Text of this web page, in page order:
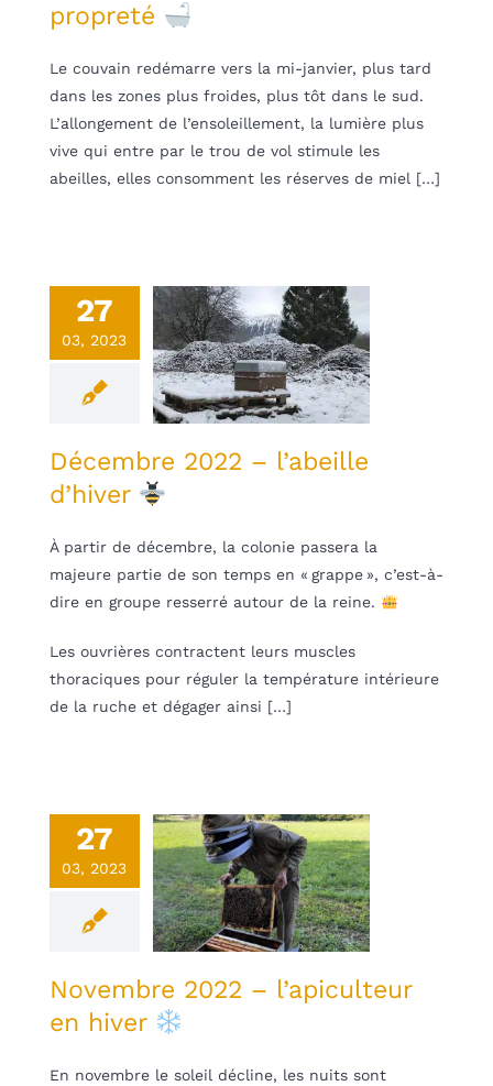
propreté
Le couvain redémarre vers la mi-janvier, plus tard
dans les zones plus froides, plus tôt dans le sud.
L’allongement de l’ensoleillement, la lumière plus
vive qui entre par le trou de vol stimule les
abeilles, elles consomment les réserves de miel […]
27
03, 2023
2022
l’abeille
Décembre 2022 – l’abeille
d’hiver
À partir de décembre, la colonie passera la
majeure partie de son temps en « grappe », c’est-à-
dire en groupe resserré autour de la reine.
Les ouvrières contractent leurs muscles
thoraciques pour réguler la température intérieure
de la ruche et dégager ainsi […]
27
03, 2023
2022
Novembre 2022 – l’apiculteur
en hiver
En novembre le soleil décline, les nuits sont